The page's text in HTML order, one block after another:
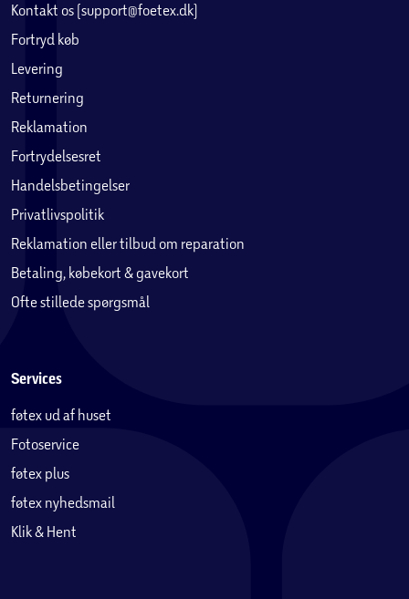
Kontakt os (support@foetex.dk)
Fortryd køb
Levering
Returnering
Reklamation
Fortrydelsesret
Handelsbetingelser
Privatlivspolitik
Reklamation eller tilbud om reparation
Betaling, købekort & gavekort
Ofte stillede spørgsmål
Services
føtex ud af huset
Fotoservice
føtex plus
føtex nyhedsmail
Klik & Hent